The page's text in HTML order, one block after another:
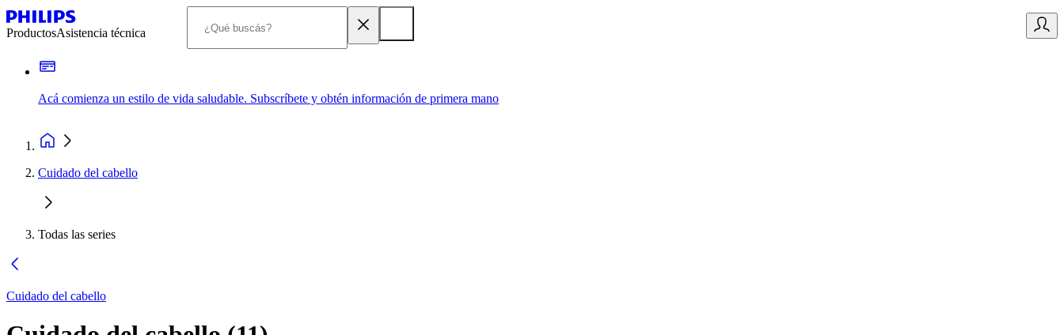
ProductosAsistencia técnica
Acá comienza un estilo de vida saludable. Subscríbete y obtén información de primera mano
Cuidado del cabello
Todas las series
Cuidado del cabello